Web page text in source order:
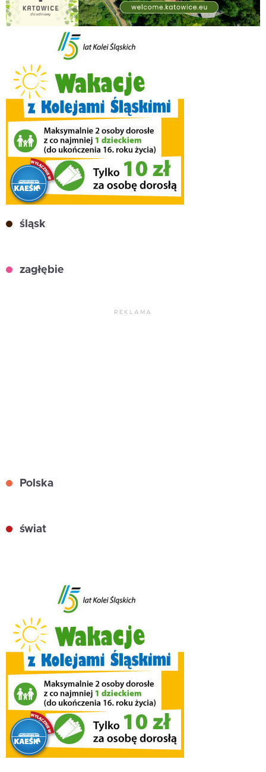
śląsk
zagłębie
REKLAMA
Polska
świat